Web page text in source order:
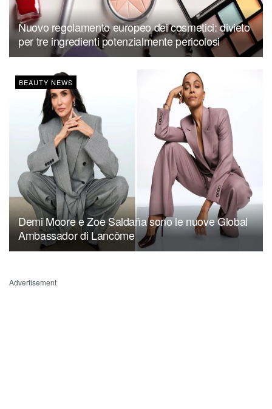
Nuovo regolamento europeo dei cosmetici: divieto
per tre ingredienti potenzialmente pericolosi
BEAUTY NEWS
Demi Moore e Zoe Saldaña sono le nuove Global
Ambassador di Lancôme
Advertisement